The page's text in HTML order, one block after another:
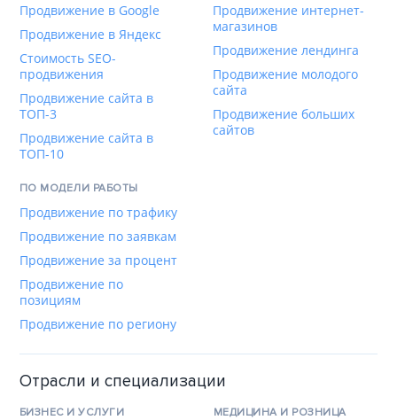
Продвижение в Google
Продвижение в Яндекс
Стоимость SEO-
продвижения
Продвижение сайта в
ТОП-3
Продвижение сайта в
ТОП-10
Продвижение интернет-
магазинов
Продвижение лендинга
Продвижение молодого
сайта
Продвижение больших
сайтов
ПО МОДЕЛИ РАБОТЫ
Продвижение по трафику
Продвижение по заявкам
Продвижение за процент
Продвижение по
позициям
Продвижение по региону
Отрасли и специализации
БИЗНЕС И УСЛУГИ МЕДИЦИНА И РОЗНИЦА